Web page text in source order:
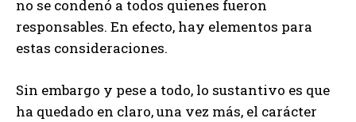
no se condenó a todos quienes fueron
responsables. En efecto, hay elementos para
estas consideraciones.
Sin embargo y pese a todo, lo sustantivo es que
ha quedado en claro, una vez más, el carácter